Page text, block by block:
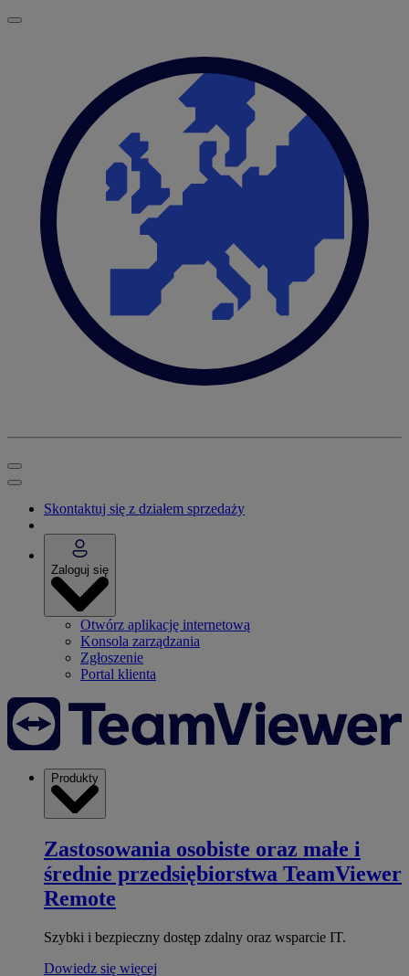
Skontaktuj się z działem sprzedaży
Zaloguj się
Otwórz aplikację internetową
Konsola zarządzania
Zgłoszenie
Portal klienta
Produkty
Zastosowania osobiste oraz małe i
średnie przedsiębiorstwa TeamViewer
Remote
Szybki i bezpieczny dostęp zdalny oraz wsparcie IT.
Dowiedz się więcej